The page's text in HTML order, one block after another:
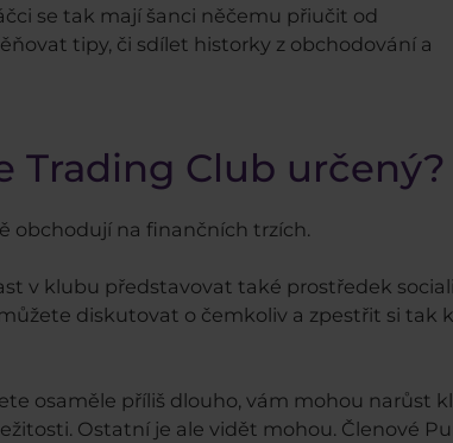
se tak mají šanci něčemu přiučit od
tipy, či sdílet historky z obchodování a
Trading Club určený?
obchodují na finančních trzích.
v klubu představovat také prostředek
diskutovat o čemkoliv a zpestřit si tak
osaměle příliš dlouho, vám mohou narůst
Ostatní je ale vidět mohou. Členové